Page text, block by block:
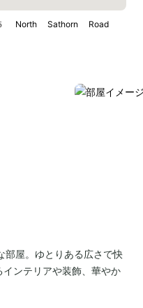
Sathorn Road
屋。ゆとりある広さで快
ンテリアや装飾、華やか